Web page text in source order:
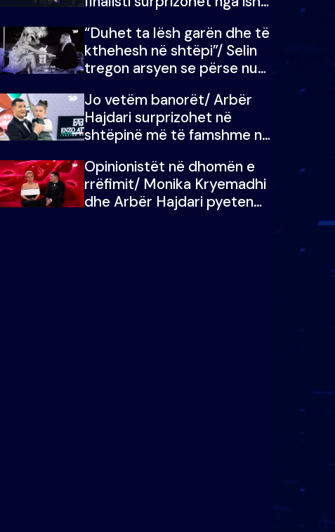
“Duhet ta lësh garën dhe të
kthehesh në shtëpi”/ Selin
tregon arsyen se përse nuk
Doja ta çoja luftën time deri
në fund
Jo vetëm banorët/ Arbër
Hajdari surprizohet në
shtëpinë më të famshme në
me vajzën e tij
Opinionistët në dhomën e
rrëfimit/ Monika Kryemadhi
dhe Arbër Hajdari pyeten